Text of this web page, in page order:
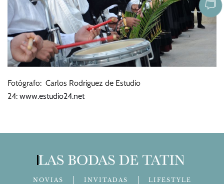
Fotógrafo: Carlos Rodriguez de Estudio
24: www.estudio24.net
NOVIAS INVITADAS
LIFESTYLE